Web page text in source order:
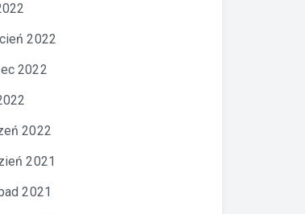
2022
2022
2022
2021
2021